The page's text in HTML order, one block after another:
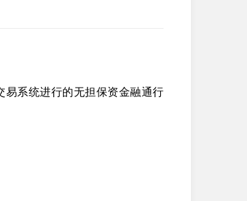
系统进行的无担保资金融通行